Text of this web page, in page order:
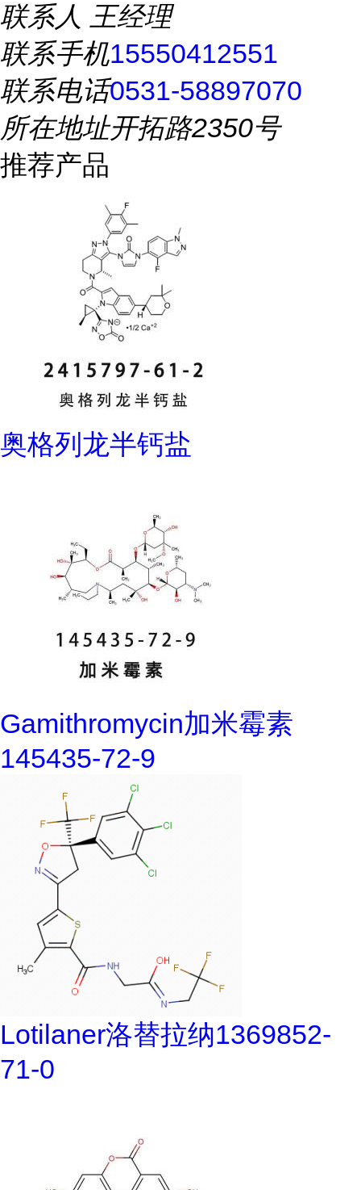
联系人 王经理
联系手机15550412551
联系电话0531-58897070
所在地址开拓路2350号
推荐产品
奥格列龙半钙盐
Gamithromycin加米霉素
145435-72-9
Lotilaner洛替拉纳1369852-
71-0